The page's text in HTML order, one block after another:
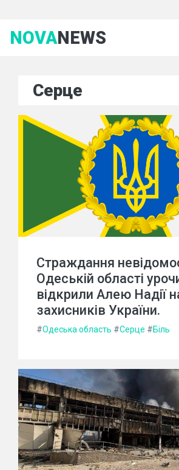
NOVANEWS
Серце
Страждання
Одеській області
відкрили Алею Надії
захисників України.
#Одеська область #Серце #Біль